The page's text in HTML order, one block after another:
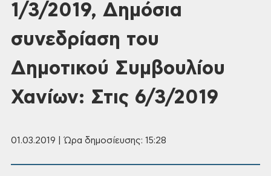
1/3/2019, Δημόσια
συνεδρίαση του
Δημοτικού Συμβουλίου
Χανίων: Στις 6/3/2019
01.03.2019 | Ώρα δημοσίευσης: 15:28